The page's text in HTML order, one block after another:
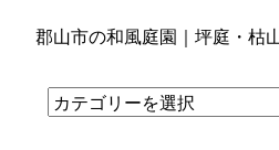
郡山市の和風庭園｜坪庭・枯